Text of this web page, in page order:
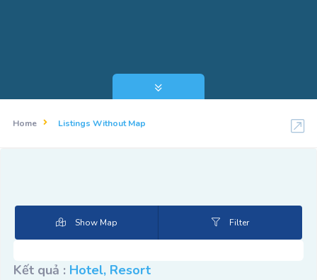
Home Listings Without Map
Show Map Filter
Kết quả : Hotel, Resort